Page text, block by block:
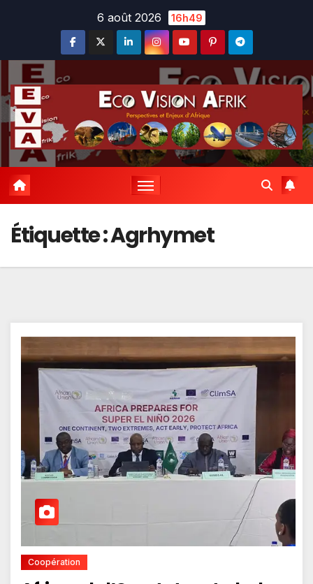
6 août 2026 16h49
Étiquette :Agrhymet
Coopération